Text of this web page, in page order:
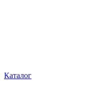
Каталог